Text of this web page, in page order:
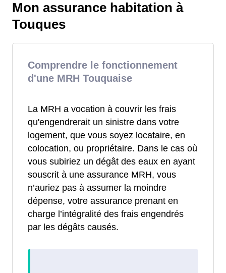
Mon assurance habitation à
Touques
Comprendre le fonctionnement
d'une MRH Touquaise
La MRH a vocation à couvrir les frais
qu'engendrerait un sinistre dans votre
logement, que vous soyez locataire, en
colocation, ou propriétaire. Dans le cas où
vous subiriez un dégât des eaux en ayant
souscrit à une assurance MRH, vous
n’auriez pas à assumer la moindre
dépense, votre assurance prenant en
charge l’intégralité des frais engendrés
par les dégâts causés.